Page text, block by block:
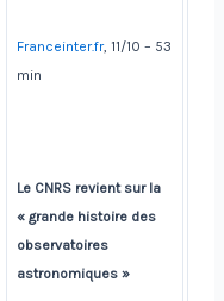
Franceinter.fr, 11/10 – 53
min
Le CNRS revient sur la
« grande histoire des
observatoires
astronomiques »